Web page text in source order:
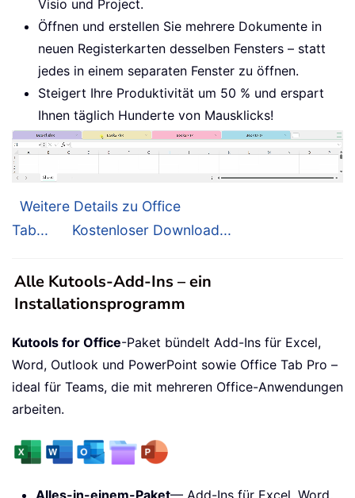
Visio und Project.
Öffnen und erstellen Sie mehrere Dokumente in
neuen Registerkarten desselben Fensters – statt
jedes in einem separaten Fenster zu öffnen.
Steigert Ihre Produktivität um 50 % und erspart
Ihnen täglich Hunderte von Mausklicks!
Weitere Details zu Office
Tab...
Kostenloser Download...
Alle Kutools-Add-Ins – ein
Installationsprogramm
Kutools for Office-Paket bündelt Add-Ins für Excel,
Word, Outlook und PowerPoint sowie Office Tab Pro –
ideal für Teams, die mit mehreren Office-Anwendungen
arbeiten.
Alles-in-einem-Paket— Add-Ins für Excel, Word,